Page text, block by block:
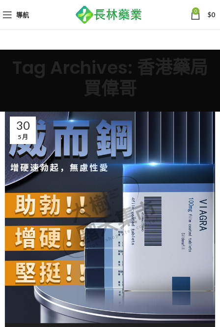
導航 0 $0
Tag Archives: 香港藥局
買偉哥
30
5 月